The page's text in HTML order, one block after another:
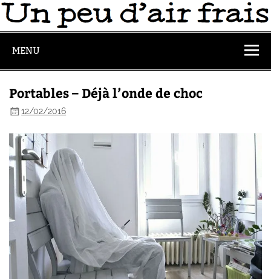
MENU
Portables – Déjà l’onde de choc
12/02/2016